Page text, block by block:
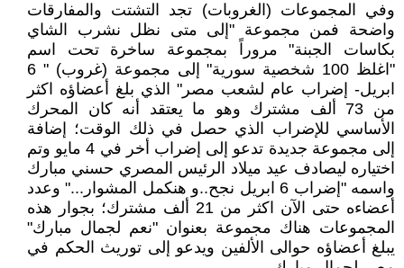
وفي المجموعات (الغروبات) تجد التشتت والمفارقات
واضحة فمن مجموعة "إلى متى نظل نشرب الشاي
بكاسات الجبنة" مروراً بمجموعة ساخرة تحت اسم
"اغلظ 100 شخصية سورية" إلى مجموعة (غروب) " 6
ابريل- إضراب عام لشعب مصر" الذي بلغ أعضاؤه اكثر
من 73 ألف مشترك وهو ما يعتقد أنه كان المحرك
الأساسي للإضراب الذي حصل في ذلك الوقت؛ إضافة
إلى مجموعة جديدة تدعو إلى إضراب أخر في 4 مايو وتم
اختياره ليصادف عيد ميلاد الرئيس المصري حسني مبارك
واسمه "إضراب 6 ابريل نجح..و هنكمل المشوار..." وعدد
أعضاءه حتى الآن اكثر من 21 ألف مشترك؛ بجوار هذه
المجموعات هناك مجموعة بعنوان "نعم لجمال مبارك"
يبلغ أعضاؤه حوالى الألفين ويدعو إلى توريث الحكم في